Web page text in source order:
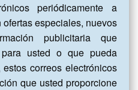
periódicamente a
especiales, nuevos
publicitaria que
para usted o que pueda
correos electrónicos
que usted proporcione